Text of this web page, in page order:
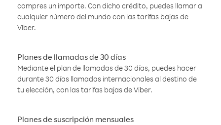
compres un importe. Con dicho crédito, puedes llamar a
cualquier número del mundo con las tarifas bajas de
Viber.
Planes de llamadas de 30 días
Mediante el plan de llamadas de 30 días, puedes hacer
durante 30 días llamadas internacionales al destino de
tu elección, con las tarifas bajas de Viber.
Planes de suscripción mensuales